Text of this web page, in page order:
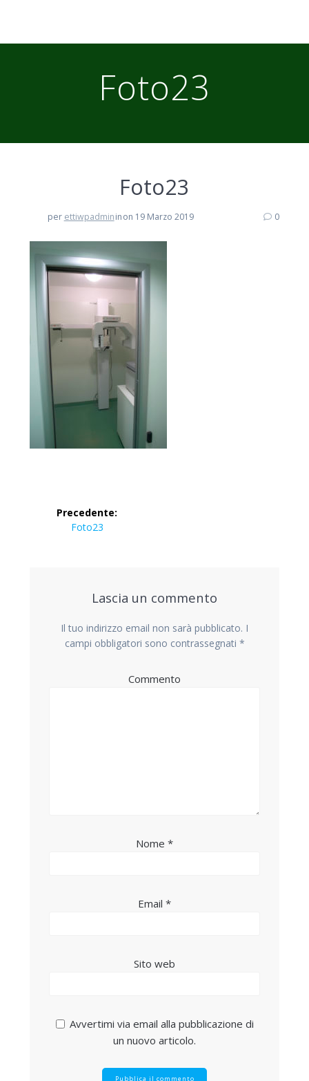
Foto23
Foto23
per ettiwpadmininon 19 Marzo 2019 0
Navigazione
articoli
Precedente:
Articolo
Foto23
Lascia un commento
Il tuo indirizzo email non sarà pubblicato. I
campi obbligatori sono contrassegnati *
Commento
Nome *
Email *
Sito web
Avvertimi via email alla pubblicazione di
un nuovo articolo.